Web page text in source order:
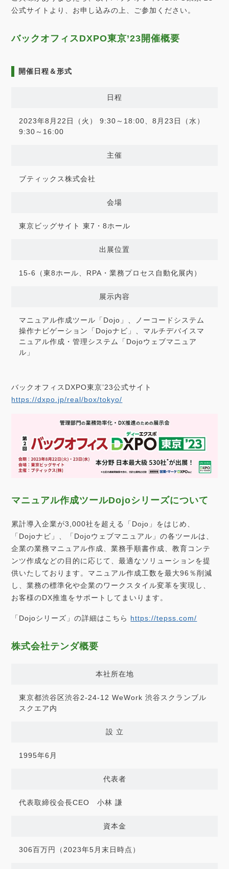
公式サイトより、お申し込みの上、ご参加ください。
バックオフィスDXPO東京’23開催概要
開催日程＆形式
日程
2023年8月22日（火） 9:30～18:00、8月23日（水）
9:30～16:00
主催
ブティックス株式会社
会場
東京ビッグサイト 東7・8ホール
出展位置
15-6（東8ホール、RPA・業務プロセス自動化展内）
展示内容
マニュアル作成ツール「Dojo」、ノーコードシステム
操作ナビゲーション「Dojoナビ」、マルチデバイスマ
ニュアル作成・管理システム「Dojoウェブマニュア
ル」
バックオフィスDXPO東京’23公式サイト
https://dxpo.jp/real/box/tokyo/
マニュアル作成ツールDojoシリーズについて
累計導入企業が3,000社を超える「Dojo」をはじめ、
「Dojoナビ」、「Dojoウェブマニュアル」の各ツールは、
企業の業務マニュアル作成、業務手順書作成、教育コンテ
ンツ作成などの目的に応じて、最適なソリューションを提
供いたしております。マニュアル作成工数を最大96％削減
し、業務の標準化や企業のワークスタイル変革を実現し、
お客様のDX推進をサポートしてまいります。
「Dojoシリーズ」の詳細はこちら https://tepss.com/
株式会社テンダ概要
本社所在地
東京都渋谷区渋谷2-24-12 WeWork 渋谷スクランブル
スクエア内
設 立
1995年6月
代表者
代表取締役会長CEO 小林 謙
資本金
306百万円（2023年5月末日時点）